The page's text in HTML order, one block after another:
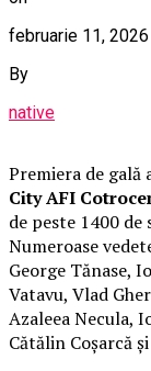
februarie 11, 2026
By
native
Premiera de gală
City AFI
de peste 1400
Numeroase
George Tănase,
Vatavu, Vlad
Azaleea Necula,
Cătălin Coșarcă